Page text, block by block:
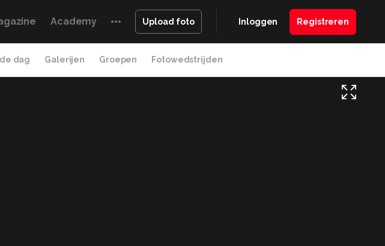
Academy Upload foto Inloggen Registreren
dag Galerijen Groepen Fotowedstrijden